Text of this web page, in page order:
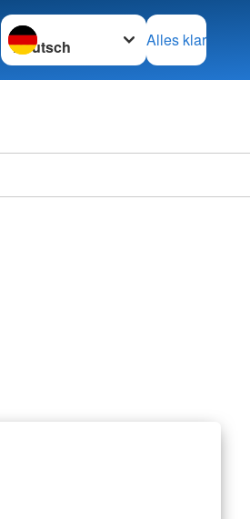
Sprache wechseln zu
Alles klar